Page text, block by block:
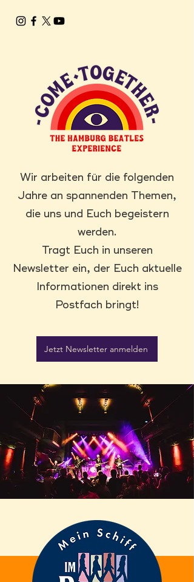
Wir arbeiten für die folgenden
Jahre an spannenden Themen,
die uns und Euch begeistern
werden.
Tragt Euch in unseren
Newsletter ein, der Euch aktuelle
Informationen direkt ins
Postfach bringt!
Jetzt Newsletter anmelden